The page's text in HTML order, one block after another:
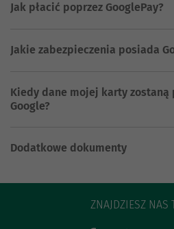
Jak płacić poprzez GooglePay?
Jakie zabezpieczenia posiada
Kiedy dane mojej karty zostaną
Google?
Dodatkowe dokumenty
ZNAJDZIESZ NAS